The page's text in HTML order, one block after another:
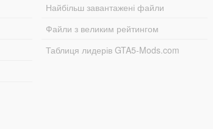
Найбільш завантажені файли
Файли з великим рейтингом
Таблиця лидерів GTA5-Mods.com